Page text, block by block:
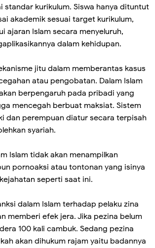
standar kurikulum. Siswa hanya dituntut
akademik sesuai target kurikulum,
ajaran Islam secara menyeluruh,
dalam kehidupan.
jitu dalam memberantas kasus
atau pengobatan. Dalam Islam
berpengaruh pada pribadi yang
mencegah berbuat maksiat. Sistem
dan perempuan diatur secara terpisah
syariah.
Islam tidak akan menampilkan
pornoaksi atau tontonan yang isinya
seperti saat ini.
dalam Islam terhadap pelaku zina
memberi efek jera. Jika pezina belum
100 kali cambuk. Sedang pezina
akan dihukum rajam yaitu badannya